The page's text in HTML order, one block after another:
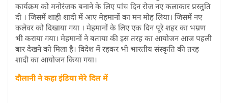
कार्यक्रम को मनोरंजक बनाने के लिए पांच दिन रोज नए कलाकार प्रस्तुति
दी । जिसमें शाही शादी में आए मेहमानों का मन मोह लिया। जिसमें नए
कलेवर को दिखाया गया । मेहमानों के लिए एक दिन पूरे शहर का भम्रण
भी कराया गया। मेहमानों ने बताया की इस तरह का आयोजन आज पहली
बार देखने को मिला है। विदेश में रहकर भी भारतीय संस्कृति की तरह
शादी का आयोजन किया गया।
दौलानी ने कहा इंडिया मेरे दिल में